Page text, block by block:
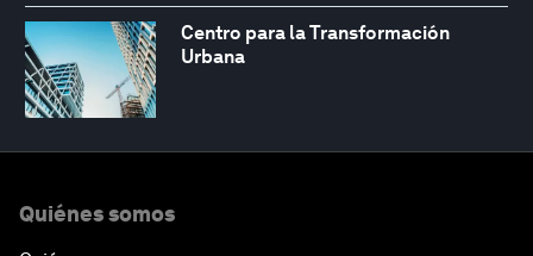
Centro para la Transformación
Urbana
Quiénes somos